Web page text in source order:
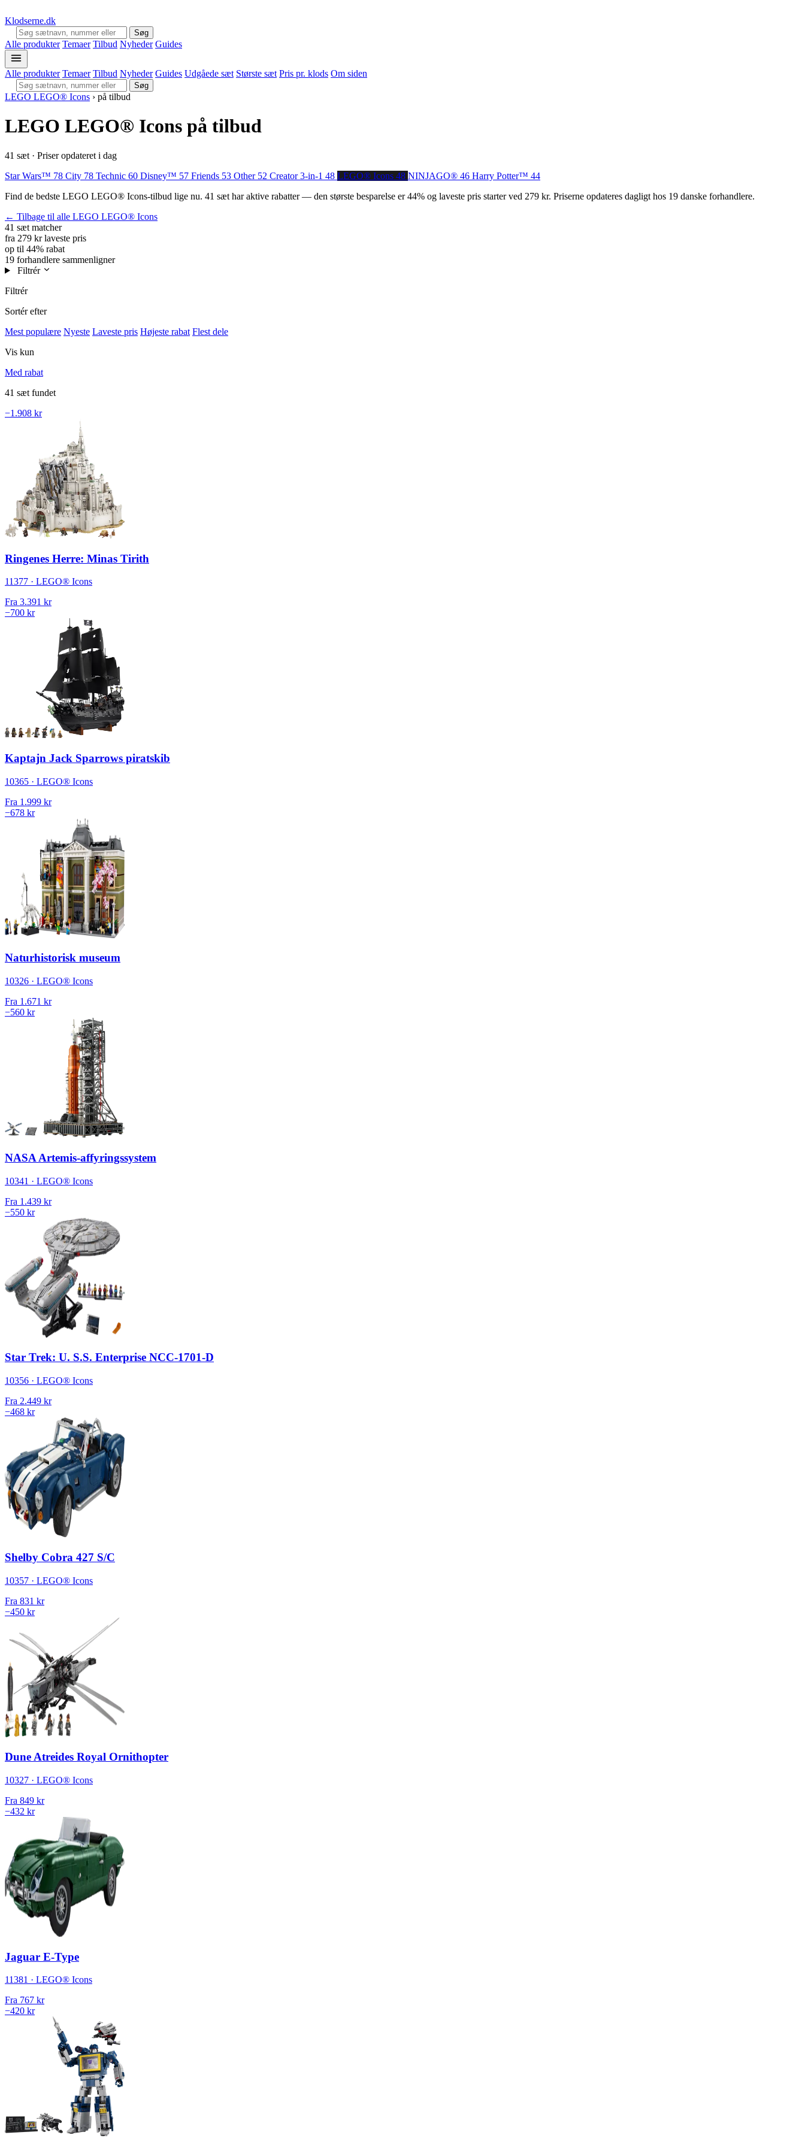
Klodserne.dk
Søg
Alle produkter Temaer Tilbud Nyheder Guides
Alle produkter Temaer Tilbud Nyheder Guides Udgåede sæt Største sæt Pris pr. klods Om siden
Søg
LEGO LEGO® Icons › på tilbud
LEGO LEGO® Icons på tilbud
41 sæt · Priser opdateret i dag
Star Wars™ 78 City 78 Technic 60 Disney™ 57 Friends 53 Other 52 Creator 3-in-1 48 LEGO® Icons 48 NINJAGO® 46 Harry Potter™ 44
Find de bedste LEGO LEGO® Icons-tilbud lige nu. 41 sæt har aktive rabatter — den største besparelse er 44% og laveste pris starter ved 279 kr. Priserne opdateres dagligt hos 19 danske forhandlere.
← Tilbage til alle LEGO LEGO® Icons
41 sæt matcher
fra 279 kr laveste pris
op til 44% rabat
19 forhandlere sammenligner
Filtrér
Filtrér
Sortér efter
Mest populære Nyeste Laveste pris Højeste rabat Flest dele
Vis kun
Med rabat
41 sæt fundet
−1.908 kr
Ringenes Herre: Minas Tirith
11377 · LEGO® Icons
Fra 3.391 kr
−700 kr
Kaptajn Jack Sparrows piratskib
10365 · LEGO® Icons
Fra 1.999 kr
−678 kr
Naturhistorisk museum
10326 · LEGO® Icons
Fra 1.671 kr
−560 kr
NASA Artemis-affyringssystem
10341 · LEGO® Icons
Fra 1.439 kr
−550 kr
Star Trek: U. S.S. Enterprise NCC-1701-D
10356 · LEGO® Icons
Fra 2.449 kr
−468 kr
Shelby Cobra 427 S/C
10357 · LEGO® Icons
Fra 831 kr
−450 kr
Dune Atreides Royal Ornithopter
10327 · LEGO® Icons
Fra 849 kr
−432 kr
Jaguar E-Type
11381 · LEGO® Icons
Fra 767 kr
−420 kr